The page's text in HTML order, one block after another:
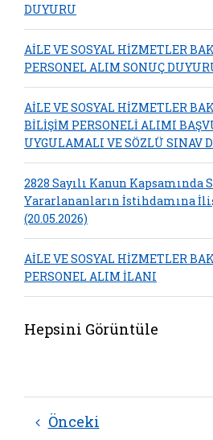
DUYURU
AİLE VE SOSYAL HİZMETLER
PERSONEL ALIM SONUÇ
AİLE VE SOSYAL HİZMETLER
BİLİŞİM PERSONELİ ALIMI
UYGULAMALI VE SÖZLÜ SINAV
2828 Sayılı Kanun
Yararlananların İstihdamına
(20.05.2026)
AİLE VE SOSYAL HİZMETLER
PERSONEL ALIM İLANI
Hepsini Görüntüle
Önceki